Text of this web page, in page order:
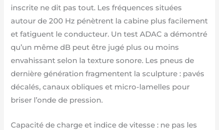
inscrite ne dit pas tout. Les fréquences situées
autour de 200 Hz pénètrent la cabine plus facilement
et fatiguent le conducteur. Un test ADAC a démontré
qu’un même dB peut être jugé plus ou moins
envahissant selon la texture sonore. Les pneus de
dernière génération fragmentent la sculpture : pavés
décalés, canaux obliques et micro-lamelles pour
briser l’onde de pression.
Capacité de charge et indice de vitesse : ne pas les